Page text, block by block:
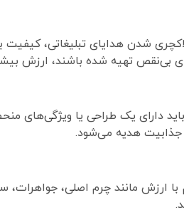
شدن هدایای تبلیغاتی، کیفیت
بی‌نقص تهیه شده باشند، ارزش
دارای یک طراحی یا ویژگی‌های
جذابیت هدیه می‌شود.
با ارزش مانند چرم اصلی،